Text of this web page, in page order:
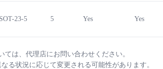
SOT-23-5 5 Yes Yes
は、代理店にお問い合わせください。
る状況に応じて変更される可能性があります。